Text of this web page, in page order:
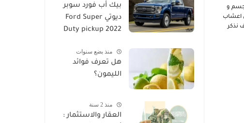
خاصة من أجل الأخذ بالاستشارة عن أفضل أنواع هذه الأعشاب، والمدة المستخدمة في تخسيس الجسم ومرق كل دهون البطن والأرداف، وسوف نذكر
بيك أب فورد سوبر
ديوتي Ford Super
Duty pickup 2022
منذ بضع سنوات
هل تعرف فوائد
الليمون؟
منذ 2 سنة
العقار والاستثمار :